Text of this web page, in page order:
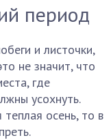
период
и листочки,
не значит, что
где
усохнуть.
теплая осень, то в